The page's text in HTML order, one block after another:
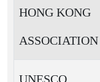
HONG KONG
ASSOCIATION
UNESCO